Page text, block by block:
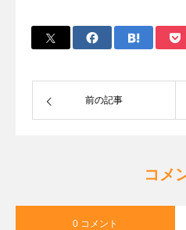
前の記事
コメ
0 コメント